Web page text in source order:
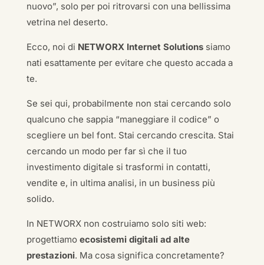
nuovo”, solo per poi ritrovarsi con una bellissima
vetrina nel deserto.
Ecco, noi di NETWORX Internet Solutionssiamo
nati esattamente per evitare che questo accada a
te.
Se sei qui, probabilmente non stai cercando solo
qualcuno che sappia “maneggiare il codice” o
scegliere un bel font. Stai cercando crescita. Stai
cercando un modo per far sì che il tuo
investimento digitale si trasformi in contatti,
vendite e, in ultima analisi, in un business più
solido.
In NETWORX non costruiamo solo siti web:
progettiamo ecosistemi digitali ad alte
prestazioni. Ma cosa significa concretamente?